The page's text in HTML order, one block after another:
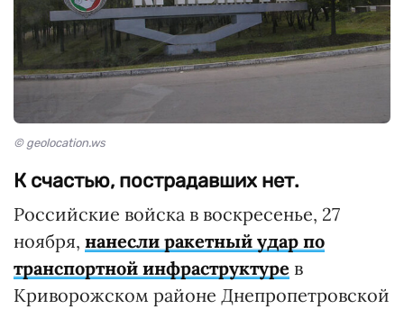
© geolocation.ws
К счастью, пострадавших нет.
Российские войска в воскресенье, 27
ноября, нанесли ракетный удар по
транспортной инфраструктуре в
Криворожском районе Днепропетровской